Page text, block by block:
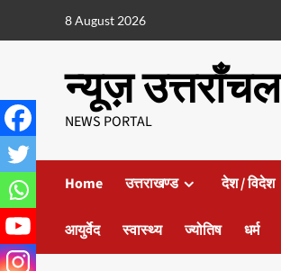
8 August 2026
न्यूज़ उत्तराँचल
NEWS PORTAL
Home उत्तराखण्ड देश / विदेश
आयुर्वेद स्वास्थ्य ज्योतिष धर्म